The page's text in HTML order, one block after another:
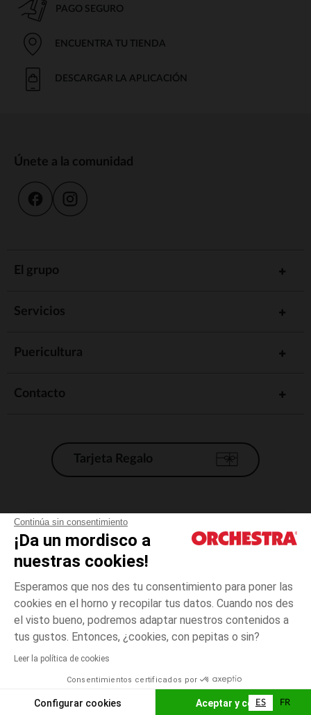
Continúa sin consentimiento
¡Da un mordisco a
nuestras cookies!
Esperamos que nos des tu consentimiento para poner las
cookies en el horno y recopilar tus datos. Cuando nos des
el visto bueno, podremos adaptar nuestros contenidos a
tus gustos. Entonces, ¿cookies, con pepitas o sin?
Leer la política de cookies
Consentimientos certificados por
Configurar cookies Aceptar y cerrar
Blanco
3
meses
El pago medidante
ELIGE UNA TALLA
PAGO SEGURO
ENCUENTRA TU TIENDA
DESCARGAR LA APLICACIÓN
Únete a la comunidad
El grupo
Servicios
Puericultura
Contacto
Tarjeta Regalo
Condiciones generales de venta
Aviso Legal
*Condiciones de las ofertas actuales
Gestión de las cookies
Accesibilidad: no conforme
Orchestra adhiere al código de ética de la Federación Francesa de comercio
electrónico y venta a distancia (FEVAD) y al sistema de mediación de
ES FR